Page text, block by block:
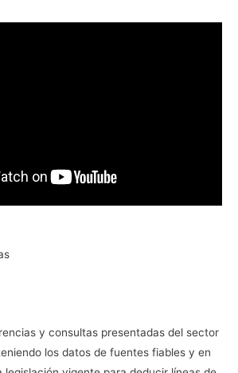
y consultas presentadas del sector
los datos de fuentes fiables y en